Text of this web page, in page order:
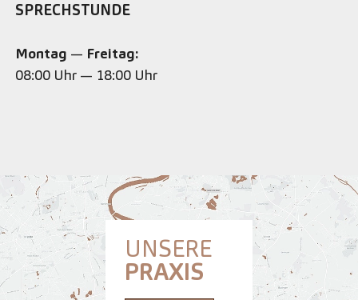
UNSERE
PRAXIS
SPRECHSTUNDE
Montag — Freitag:
08:00 Uhr — 18:00 Uhr